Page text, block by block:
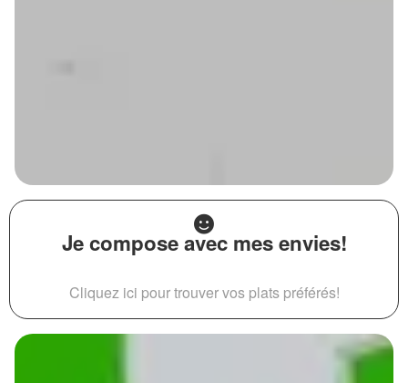
Je compose avec mes envies!
Cliquez ici pour trouver vos plats préférés!